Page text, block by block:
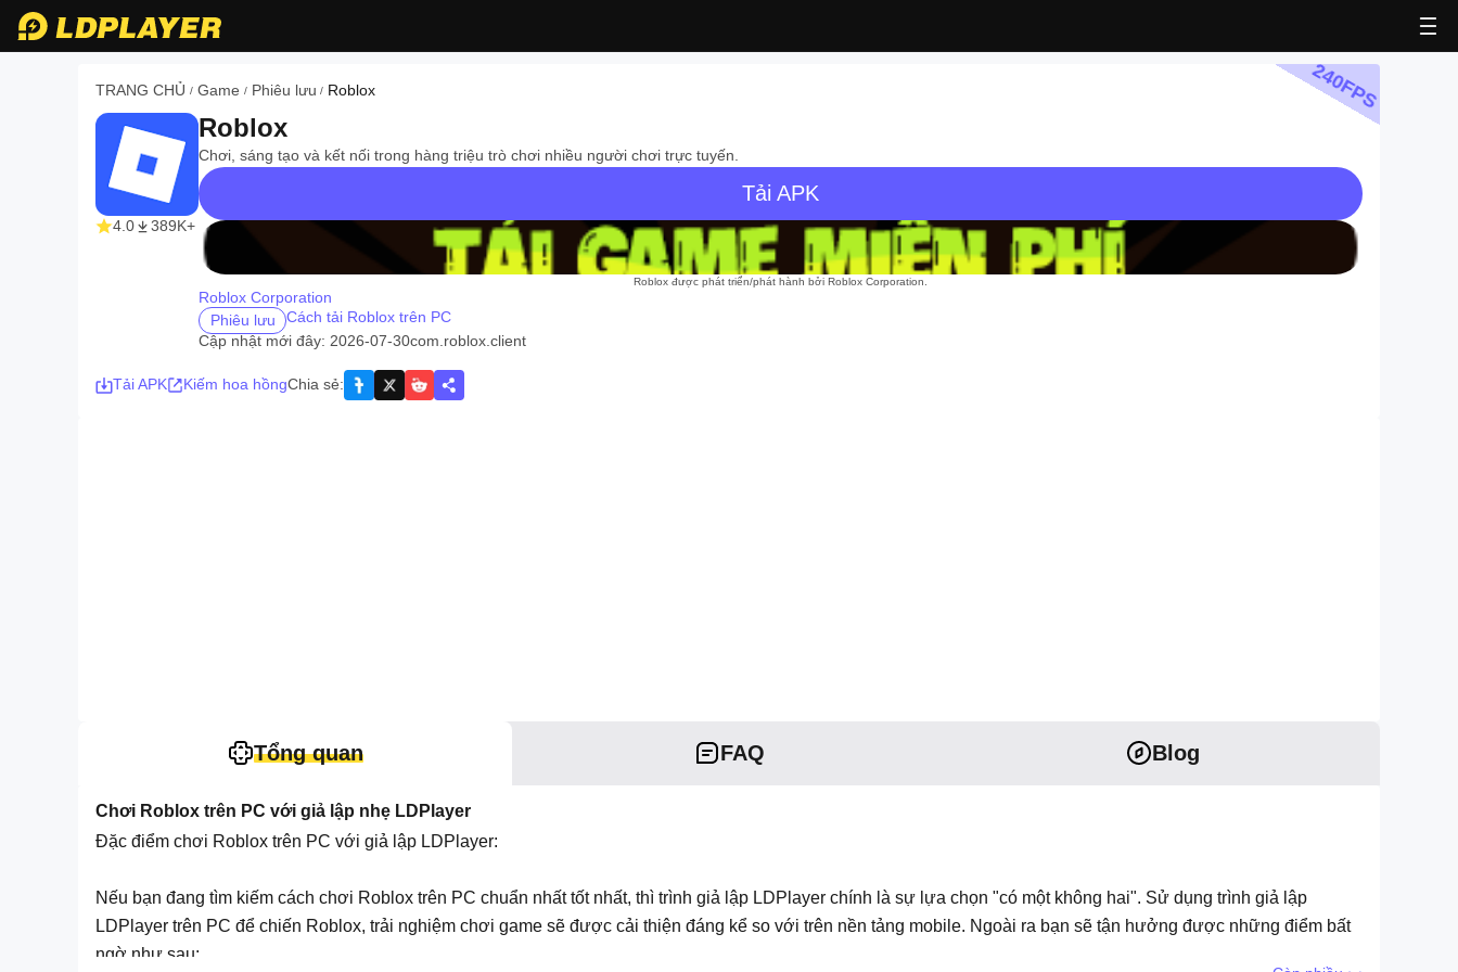
TRANG CHỦ / Game / Phiêu lưu / Roblox
4.0 389K+
Roblox
Chơi, sáng tạo và kết nối trong hàng triệu trò chơi nhiều người chơi trực tuyến.
Tải APK
recommend
Roblox được phát triển/phát hành bởi Roblox Corporation.
Roblox Corporation
Phiêu lưu
Cách tải Roblox trên PC
Cập nhật mới đây: 2026-07-30com.roblox.client
Tải APK Kiếm hoa hồngChia sẻ:
240FPS
Tổng quan FAQ Blog
Chơi Roblox trên PC với giả lập nhẹ LDPlayer
Đặc điểm chơi Roblox trên PC với giả lập LDPlayer:
Nếu bạn đang tìm kiếm cách chơi Roblox trên PC chuẩn nhất tốt nhất, thì trình giả lập LDPlayer chính là sự lựa chọn "có một không hai". Sử dụng trình giả lập
LDPlayer trên PC để chiến Roblox, trải nghiệm chơi game sẽ được cải thiện đáng kể so với trên nền tảng mobile. Ngoài ra bạn sẽ tận hưởng được những điểm bất
ngờ như sau: